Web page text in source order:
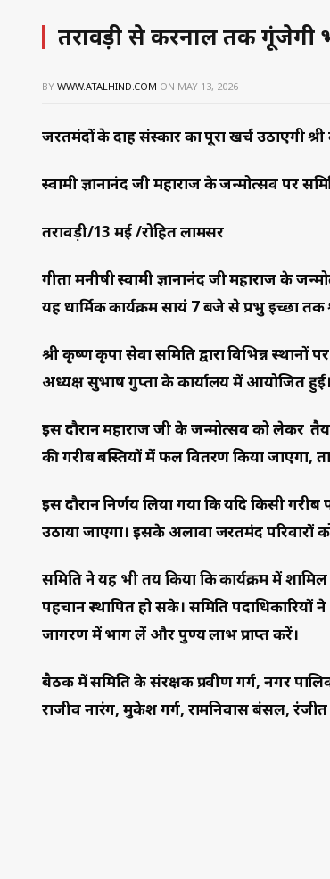
तरावड़ी से करनाल तक गूंजेगी
BY WWW.ATALHIND.COM ON MAY 13, 2026
जरूरतमंदों के दाह संस्कार का पूरा खर्च उठाएगी
स्वामी ज्ञानानंद जी महाराज के जन्मोत्सव पर
तरावड़ी/13 मई /रोहित लामसर
गीता मनीषी स्वामी ज्ञानानंद जी महाराज के
यह धार्मिक कार्यक्रम सायं 7 बजे से प्रभु इच्छा तक
श्री कृष्ण कृपा सेवा समिति द्वारा विभिन्न
अध्यक्ष सुभाष गुप्ता के कार्यालय में आयोजित
इस दौरान महाराज जी के जन्मोत्सव को लेकर
की गरीब बस्तियों में फल वितरण किया जाएगा,
इस दौरान निर्णय लिया गया कि यदि किसी गरीब
उठाया जाएगा। इसके अलावा जरूरतमंद परिवारों
समिति ने यह भी तय किया कि कार्यक्रम में
पहचान स्थापित हो सके। समिति
जागरण में भाग लें और पुण्य लाभ प्राप्त करें।
बैठक में समिति के संरक्षक प्रवीण गर्ग, नगर
राजीव नारंग, मुकेश गर्ग, रामनिवास बंसल,